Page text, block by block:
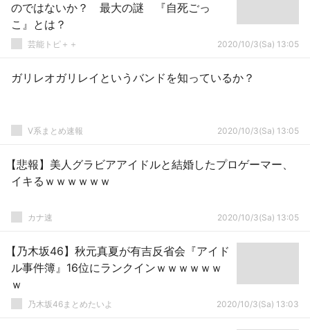
のではないか？ 最大の謎 『自死ごっ
こ』とは？
芸能トピ＋＋ 2020/10/3(Sa) 13:05
ガリレオガリレイというバンドを知っているか？
V系まとめ速報 2020/10/3(Sa) 13:05
【悲報】美人グラビアアイドルと結婚したプロゲーマー、
イキるｗｗｗｗｗｗ
カナ速 2020/10/3(Sa) 13:05
【乃木坂46】秋元真夏が有吉反省会『アイド
ル事件簿』16位にランクインｗｗｗｗｗｗ
ｗ
乃木坂46まとめたいよ 2020/10/3(Sa) 13:03